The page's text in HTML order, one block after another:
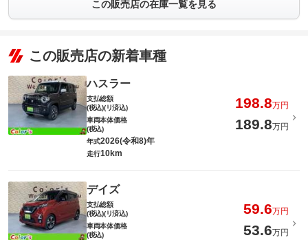
この販売店の在庫一覧を見る
この販売店の新着車種
ハスラー
支払総額
(税込)(リ済込)
198.8万円
車両本体価格
(税込)
189.8万円
年式2026(令和8)年
走行10km
デイズ
支払総額
(税込)(リ済込)
59.6万円
車両本体価格
(税込)
53.6万円